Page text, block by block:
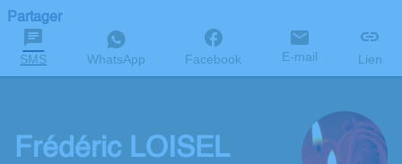
Partager
SMS WhatsApp Facebook E-mail Lien
Frédéric LOISEL